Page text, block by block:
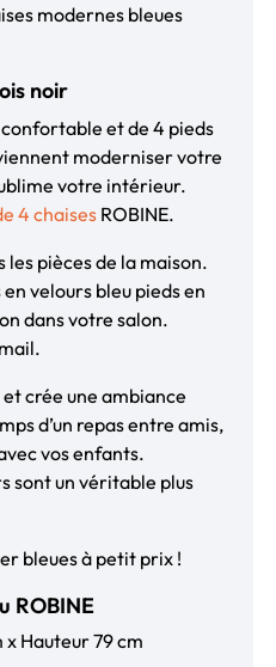
modernes bleues
noir
confortable et de 4 pieds
moderniser votre
votre intérieur.
4 chaises ROBINE.
pièces de la maison.
velours bleu pieds en
dans votre salon.
crée une ambiance
d’un repas entre amis,
vos enfants.
sont un véritable plus
bleues à petit prix !
ROBINE
Hauteur 79 cm